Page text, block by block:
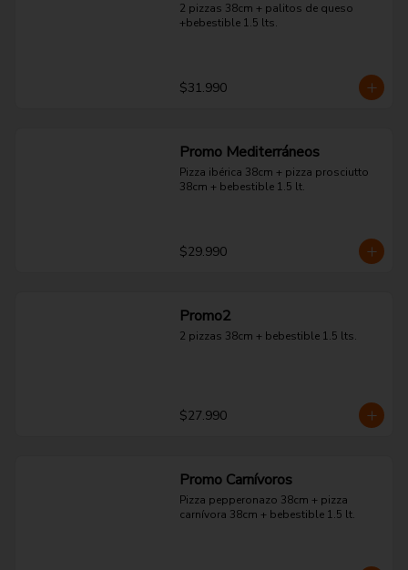
2 pizzas 38cm + palitos de queso
+bebestible 1.5 lts.
$31.990
Promo Mediterráneos
Pizza ibérica 38cm + pizza prosciutto
38cm + bebestible 1.5 lt.
$29.990
Promo2
2 pizzas 38cm + bebestible 1.5 lts.
$27.990
Promo Carnívoros
Pizza pepperonazo 38cm + pizza
carnívora 38cm + bebestible 1.5 lt.